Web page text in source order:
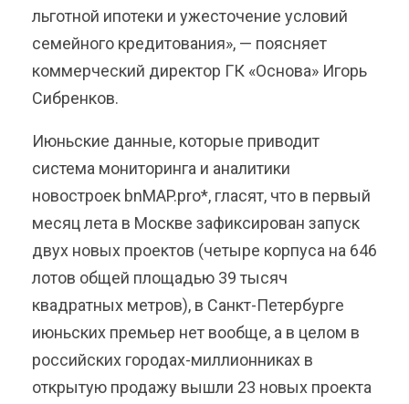
льготной ипотеки и ужесточение условий
семейного кредитования», — поясняет
коммерческий директор ГК «Основа» Игорь
Сибренков.
Июньские данные, которые приводит
система мониторинга и аналитики
новостроек bnMAP.pro*, гласят, что в первый
месяц лета в Москве зафиксирован запуск
двух новых проектов (четыре корпуса на 646
лотов общей площадью 39 тысяч
квадратных метров), в Санкт-Петербурге
июньских премьер нет вообще, а в целом в
российских городах-миллионниках в
открытую продажу вышли 23 новых проекта